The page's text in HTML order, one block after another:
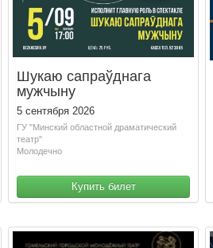
Шукаю сапраўднага
мужчыну
5 сентября 2026
ГУ "Минский областной драматический
театр"
Молодечно
Купить билет